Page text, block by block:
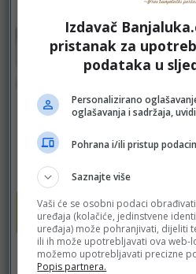
Izdavač
pristanak za
podataka u
Personalizirano
oglašavanja i sadržaja,
Pohrana i/ili pristup
Saznajte više
Vaši će se osobni podaci
uređaja (kolačiće, jedinstvene
uređaja) može pohranjivati, dijeliti
ili ih može upotrebljavati ova web-
možemo upotrebljavati precizne
Popis partnera.